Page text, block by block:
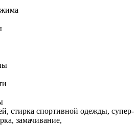
стирка спортивной одежды, супер-
замачивание,